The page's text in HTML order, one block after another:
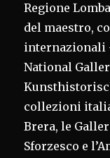
Regione
del maestro,
internazionali
National
collezioni
Brera, le
Sforzesco e